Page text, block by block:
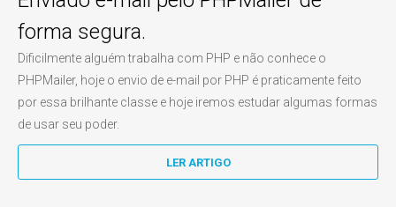
forma segura.
Dificilmente alguém trabalha com PHP e não conhece o
PHPMailer, hoje o envio de e-mail por PHP é praticamente feito
por essa brilhante classe e hoje iremos estudar algumas formas
de usar seu poder.
LER ARTIGO